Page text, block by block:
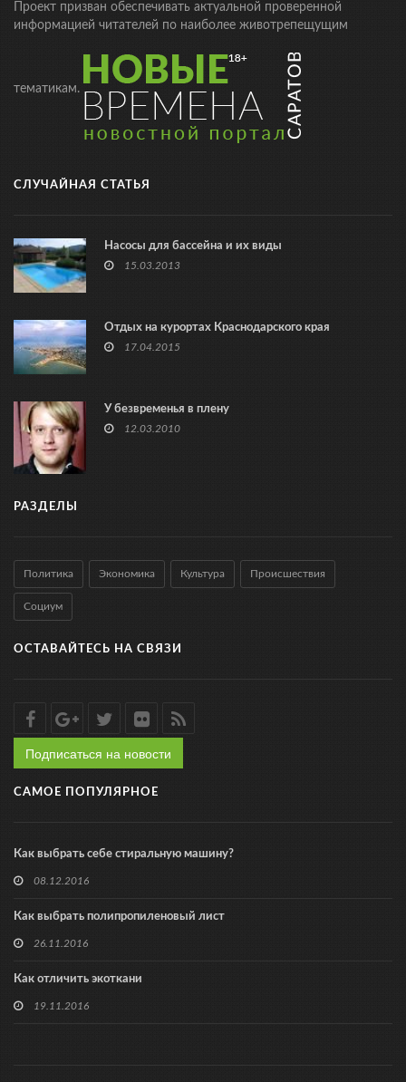
Проект призван обеспечивать актуальной проверенной
информацией читателей по наиболее животрепещущим
тематикам.
СЛУЧАЙНАЯ СТАТЬЯ
Насосы для бассейна и их виды
15.03.2013
Отдых на курортах Краснодарского края
17.04.2015
У безвременья в плену
12.03.2010
РАЗДЕЛЫ
Политика Экономика Культура Происшествия
Социум
ОСТАВАЙТЕСЬ НА СВЯЗИ
Подписаться на новости
САМОЕ ПОПУЛЯРНОЕ
Как выбрать себе стиральную машину?
08.12.2016
Как выбрать полипропиленовый лист
26.11.2016
Как отличить экоткани
19.11.2016